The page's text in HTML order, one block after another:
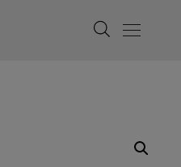
Search
Menu